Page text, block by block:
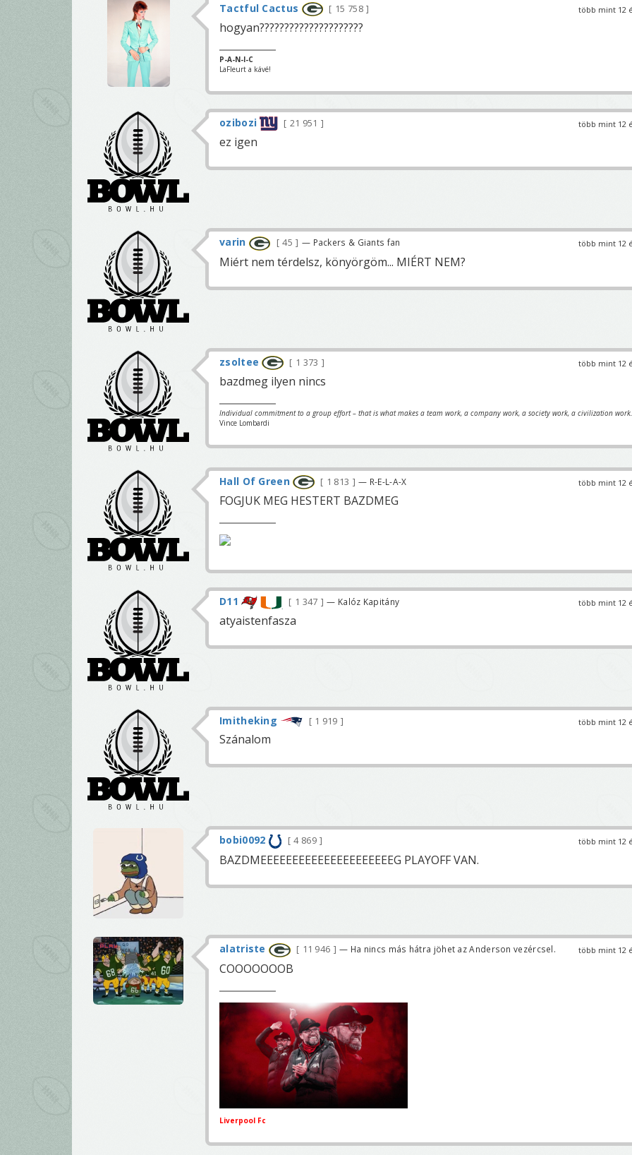
több mint 12
Tactful Cactus 15 758
hogyan?????????????????????
P-A-N-I-C
LaFleurt a kávé!
több mint 12
ozibozi 21 951
ez igen
több mint 12
varin 45 — Packers & Giants fan
Miért nem térdelsz, könyörgöm... MIÉRT NEM?
több mint 12
zsoltee 1 373
bazdmeg ilyen nincs
Individual commitment to a group effort – that is what makes a team work, a company work, a society work, a civilization work.
Vince Lombardi
több mint 12
Hall Of Green 1 813 — R-E-L-A-X
FOGJUK MEG HESTERT BAZDMEG
több mint 12
D11 1 347 — Kalóz Kapitány
atyaistenfasza
több mint 12
Imitheking 1 919
Szánalom
több mint 12
bobi0092 4 869
BAZDMEEEEEEEEEEEEEEEEEEEEEG PLAYOFF VAN.
több mint 12
alatriste 11 946 — Ha nincs más hátra jöhet az Anderson vezércsel.
COOOOOOOB
Liverpool Fc